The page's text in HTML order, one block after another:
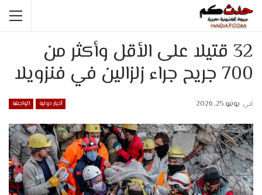
32 قتيلا على الأقل وأكثر من
700 جريح جراء زلزالين في فنزويلا
أخبار دولية الواجهة في يونيو 25, 2026